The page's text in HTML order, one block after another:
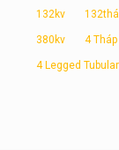
132kv
380kv 4
4 Legged